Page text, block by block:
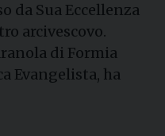
da Sua Eccellenza
arcivescovo.
di Formia
Evangelista, ha